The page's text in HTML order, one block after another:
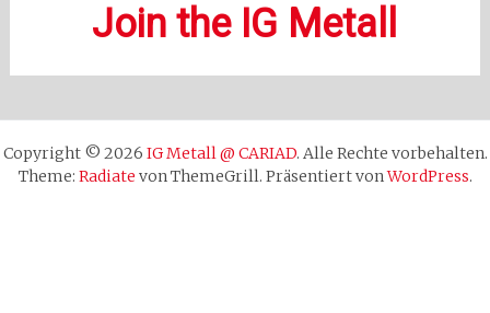
Join the IG Metall
Copyright © 2026 IG Metall @ CARIAD. Alle Rechte vorbehalten.
Theme: Radiate von ThemeGrill. Präsentiert vonWordPress.